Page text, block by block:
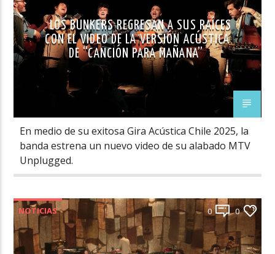
LOS BUNKERS REGRESAN A SUS RAÍCES
CON EL VIDEO DE LA VERSIÓN ACÚSTICA
DE “CANCIÓN PARA MAÑANA”
En medio de su exitosa Gira Acústica Chile 2025, la
banda estrena un nuevo video de su alabado MTV
Unplugged.
NOTICIAS 0 0